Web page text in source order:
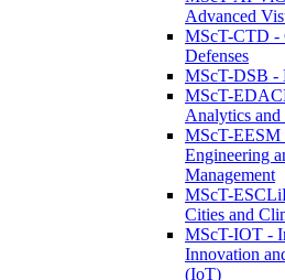
Advanced
MScT-CTD -
Defenses
MScT-DSB -
MScT-
Analytics and
MScT-EESM
Engineering
Management
MScT-
Cities and
MScT-IOT -
Innovation
(IoT)